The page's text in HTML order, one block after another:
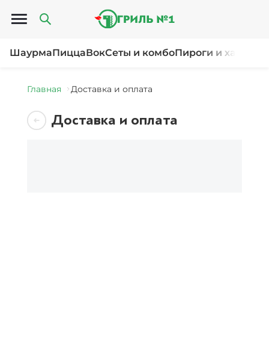
Открыть меню
ШаурмаПиццаВокСеты и комбоПироги и
Главная Доставка и оплата
Доставка и оплата